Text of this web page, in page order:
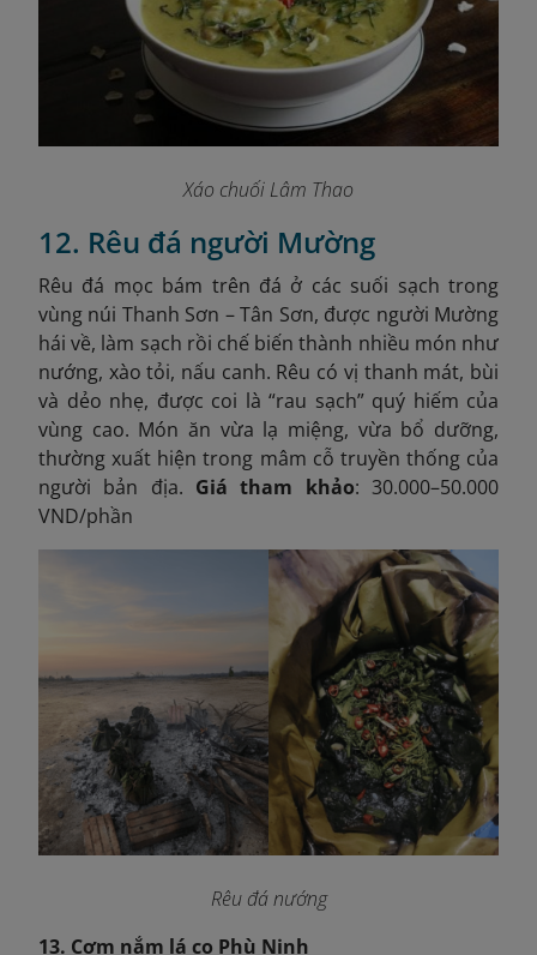
Xáo chuối Lâm Thao
12. Rêu đá người Mường
Rêu đá mọc bám trên đá ở các suối sạch trong
vùng núi Thanh Sơn – Tân Sơn, được người Mường
hái về, làm sạch rồi chế biến thành nhiều món như
nướng, xào tỏi, nấu canh. Rêu có vị thanh mát, bùi
và dẻo nhẹ, được coi là “rau sạch” quý hiếm của
vùng cao. Món ăn vừa lạ miệng, vừa bổ dưỡng,
thường xuất hiện trong mâm cỗ truyền thống của
người bản địa. Giá tham khảo: 30.000–50.000
VND/phần
Rêu đá nướng
13. Cơm nắm lá cọ Phù Ninh